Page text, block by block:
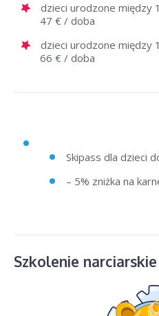
dzieci urodzone między
47 € / doba
dzieci urodzone między
66 € / doba
Skipass dla dzieci
– 5% zniżka na
Szkolenie narciarskie